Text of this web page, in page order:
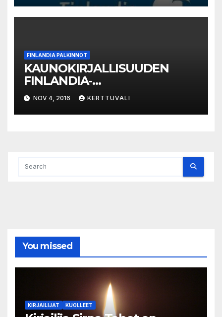
FINLANDIA PALKINNOT
KAUNOKIRJALLISUUDEN
FINLANDIA-
PALKINTOEHDOKKAAT 2016
NOV 4, 2016 KERTTUVALI
You missed
KIRJAILIJAT KUOLLEET